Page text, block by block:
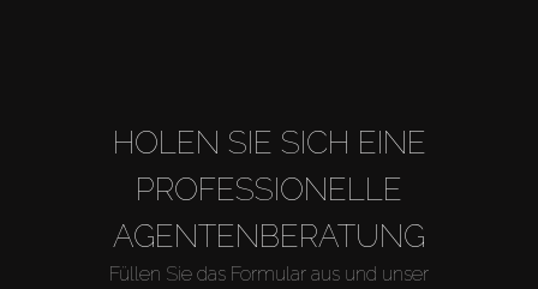
HOLEN SIE SICH EINE
PROFESSIONELLE
AGENTENBERATUNG
Füllen Sie das Formular aus und unser